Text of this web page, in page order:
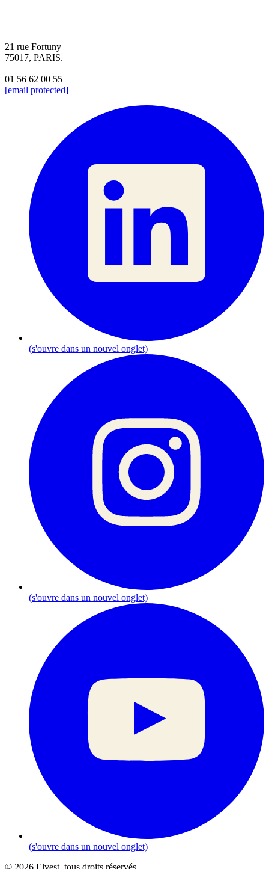
21 rue Fortuny
75017, PARIS.
01 56 62 00 55
[email protected]
(s'ouvre dans un nouvel onglet)
(s'ouvre dans un nouvel onglet)
(s'ouvre dans un nouvel onglet)
© 2026 Elvest, tous droits réservés.